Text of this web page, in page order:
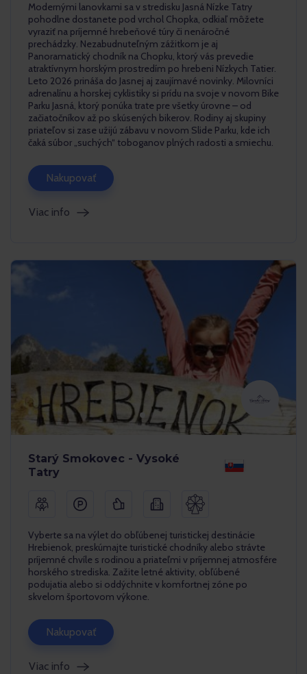
Modernými lanovkami sa v stredisku Jasná Nízke Tatry
pohodlne dostanete pod vrchol Chopka, odkiaľ môžete
vyraziť na príjemné hrebeňové túry či nenáročné
prechádzky. Nezabudnuteľným zážitkom je aj
Panoramatický chodník na Chopku, ktorý vás prevedie
atraktívnym horským prostredím po hrebeni Nízkych Tatier.
Leto 2026 prináša do Jasnej aj zaujímavé novinky. Milovníci
adrenalínu a horskej cyklistiky si prídu na svoje v novom Bike
Parku Jasná, ktorý ponúka trate pre všetky úrovne – od
začiatočníkov až po skúsených bikerov. Rodiny aj skupiny
priateľov si zase užijú zábavu v novom Slide Parku, kde ich
čaká súbor „suchých“ toboganov plných radosti a smiechu.
Nakupovať
Viac info
Starý Smokovec - Vysoké
Tatry
Vyberte sa na výlet do obľúbenej turistickej destinácie
Hrebienok, preskúmajte turistické chodníky alebo strávte
príjemné chvíle s rodinou a priateľmi v príjemnej atmosfére
horského strediska. Zažite letné aktivity, obľúbené
podujatia alebo si oddýchnite v komfortnej zóne po
skvelom športovom výkone.
Nakupovať
Viac info